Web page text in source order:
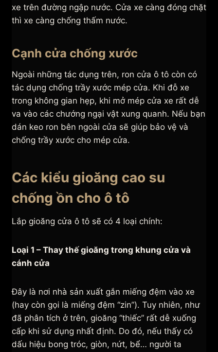
xe trên đường ngập nước. Cửa xe càng đóng chặt
thì xe càng chống thấm nước.
Cạnh cửa chống xước
Ngoài những tác dụng trên, ron cửa ô tô còn có
tác dụng chống trầy xước mép cửa. Khi đỗ xe
trong không gian hẹp, khi mở mép cửa xe rất dễ
va vào các chướng ngại vật xung quanh. Nếu bạn
dán keo ron bên ngoài cửa sẽ giúp bảo vệ và
chống trầy xước cho mép cửa.
Các kiểu gioăng cao su
chống ồn cho ô tô
Lắp gioăng cửa ô tô sẽ có 4 loại chính:
Loại 1 – Thay thế gioăng trong khung cửa và
cánh cửa
Đây là nơi nhà sản xuất gắn miếng đệm vào xe
(hay còn gọi là miếng đệm “zin”). Tuy nhiên, như
đã phân tích ở trên, gioăng “thiếc” rất dễ xuống
cấp khi sử dụng nhất định. Do đó, nếu thấy có
dấu hiệu bong tróc, giòn, nứt, bể… người ta